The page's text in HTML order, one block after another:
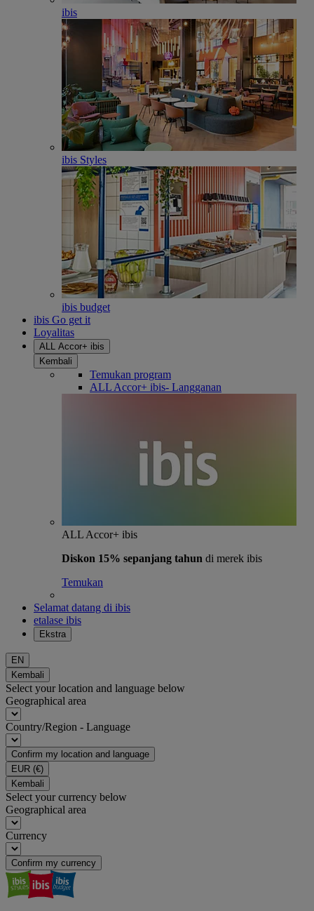
ibis
ibis Styles
ibis budget
ibis Go get it
Loyalitas
ALL Accor+ ibis
Kembali
Temukan program
ALL Accor+ ibis- Langganan
ALL Accor+ ibis
Diskon 15% sepanjang tahun di merek ibis
Temukan
Selamat datang di ibis
etalase ibis
Ekstra
EN
Kembali
Select your location and language below
Geographical area
Country/Region - Language
Confirm my location and language
EUR (€)
Kembali
Select your currency below
Geographical area
Currency
Confirm my currency